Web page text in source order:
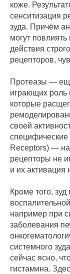
коже.
сенситизация
зуда. Причём
могут
действия
рецепторов,
Протеазы —
играющих
которые
своей
Receptors) —
рецепторы не
и их активация
Кроме того,
например при
заболевания
системного
сейчас ясно,
гистамина.